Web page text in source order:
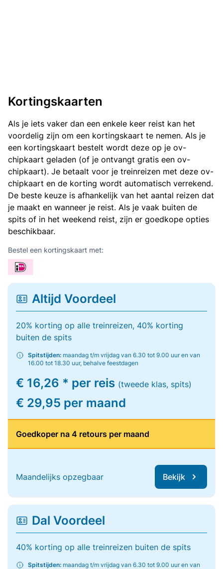
Kortingskaarten
Als je iets vaker dan een enkele keer reist kan het
voordelig zijn om een kortingskaart te nemen. Als je
een kortingskaart bestelt wordt deze op je ov-
chipkaart geladen (of je ontvangt gratis een ov-
chipkaart). Je betaalt voor je treinreizen met deze ov-
chipkaart en de korting wordt automatisch verrekend.
De beste keuze is afhankelijk van het aantal reizen dat
je maakt en wanneer je reist. Als je vaak buiten de
spits of in het weekend reist, zijn er goedkope opties
beschikbaar.
Bestel een kortingskaart met:
Altijd Voordeel
20% korting op alle treinreizen, 40% korting
buiten de spits
Spitstijden: maandag t/m vrijdag van 6.30 tot 9.00 uur en van
16.00 tot 18.30 uur, behalve feestdagen
€ 16,26 * per reis (tweede klas, spits)
€ 29,95 per maand
Goedkoper na 4 retours per maand
Maandelijks opzegbaar Bekijk
Dal Voordeel
40% korting op alle treinreizen buiten de spits
Spitstijden: maandag t/m vrijdag van 6.30 tot 9.00 uur en van